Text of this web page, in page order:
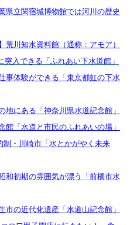
県立関宿城博物館では河川の歴史
荒川知水資料館（通称：アモア）
突入できる「ふれあい下水道館」
事体験ができる「東京都虹の下水
地にある「神奈川県水道記念館」
館「水道と市民のふれあいの場」
制・川崎市「水とかがやく未来
和初期の雰囲気が漂う「前橋市水
市の近代化遺産「水道山記念館」